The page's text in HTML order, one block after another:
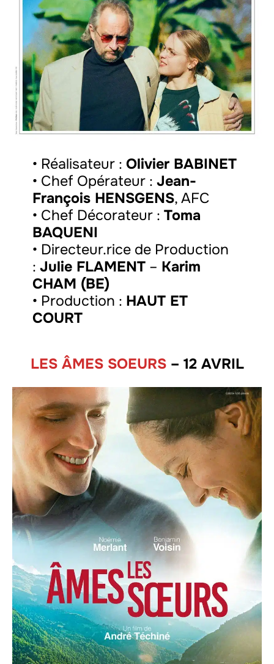
• Réalisateur : Olivier BABINET
• Chef Opérateur : Jean-
François HENSGENS, AFC
• Chef Décorateur : Toma
BAQUENI
• Directeur.rice de Production
: Julie FLAMENT– Karim
CHAM (BE)
• Production : HAUT ET
COURT
LES ÂMES SOEURS– 12 AVRIL